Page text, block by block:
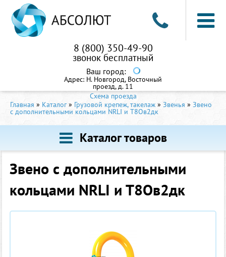
8 (800) 350-49-90
звонок бесплатный
Ваш город:
Адрес: Н. Новгород, Восточный
проезд, д. 11
Схема проезда
Главная » Каталог» Грузовой крепеж, такелаж » Звенья » Звено
с дополнительными кольцами NRLI и Т8Ов2дк
Каталог товаров
Звено с дополнительными
кольцами NRLI и Т8Ов2дк